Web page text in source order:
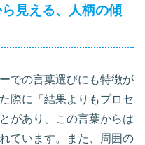
見える、人柄の傾
での言葉選びにも特徴が
際に「結果よりもプロセ
があり、この言葉からは
ています。また、周囲の